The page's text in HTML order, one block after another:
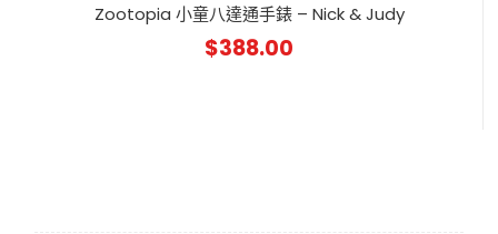
Zootopia 小童八達通手錶 – Nick & Judy
$388.00